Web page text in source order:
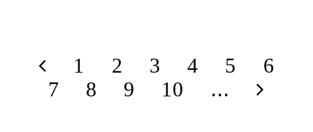
1 2 3 4 5
6
7
8 9 10 ...